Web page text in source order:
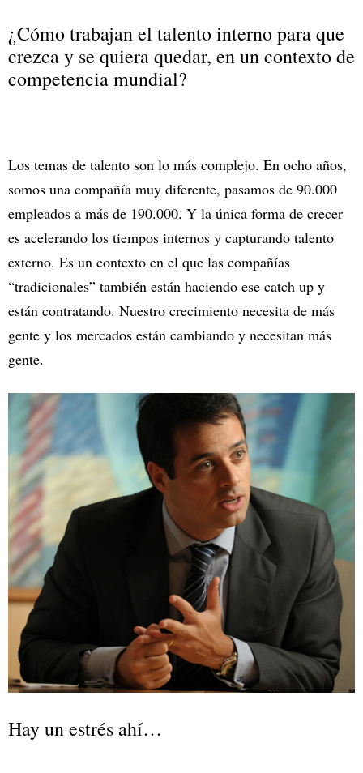
¿Cómo trabajan el talento interno para que
crezca y se quiera quedar, en un contexto de
competencia mundial?
Los temas de talento son lo más complejo. En ocho años,
somos una compañía muy diferente, pasamos de 90.000
empleados a más de 190.000. Y la única forma de crecer
es acelerando los tiempos internos y capturando talento
externo. Es un contexto en el que las compañías
“tradicionales” también están haciendo ese catch up y
están contratando. Nuestro crecimiento necesita de más
gente y los mercados están cambiando y necesitan más
gente.
Hay un estrés ahí…